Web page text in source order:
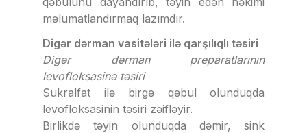
məlumatlandırmaq lazımdır.
Digər dərman vasitələri ilə qarşılıqlı təsiri
Digər dərman preparatlarının
levofloksasinə təsiri
Sukralfat ilə birgə qəbul olunduqda
levofloksasinin təsiri zəifləyir.
Birlikdə təyin olunduqda dəmir, sink